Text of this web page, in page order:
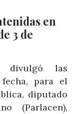
en
3 de
divulgó las
para el
diputado
(Parlacen),